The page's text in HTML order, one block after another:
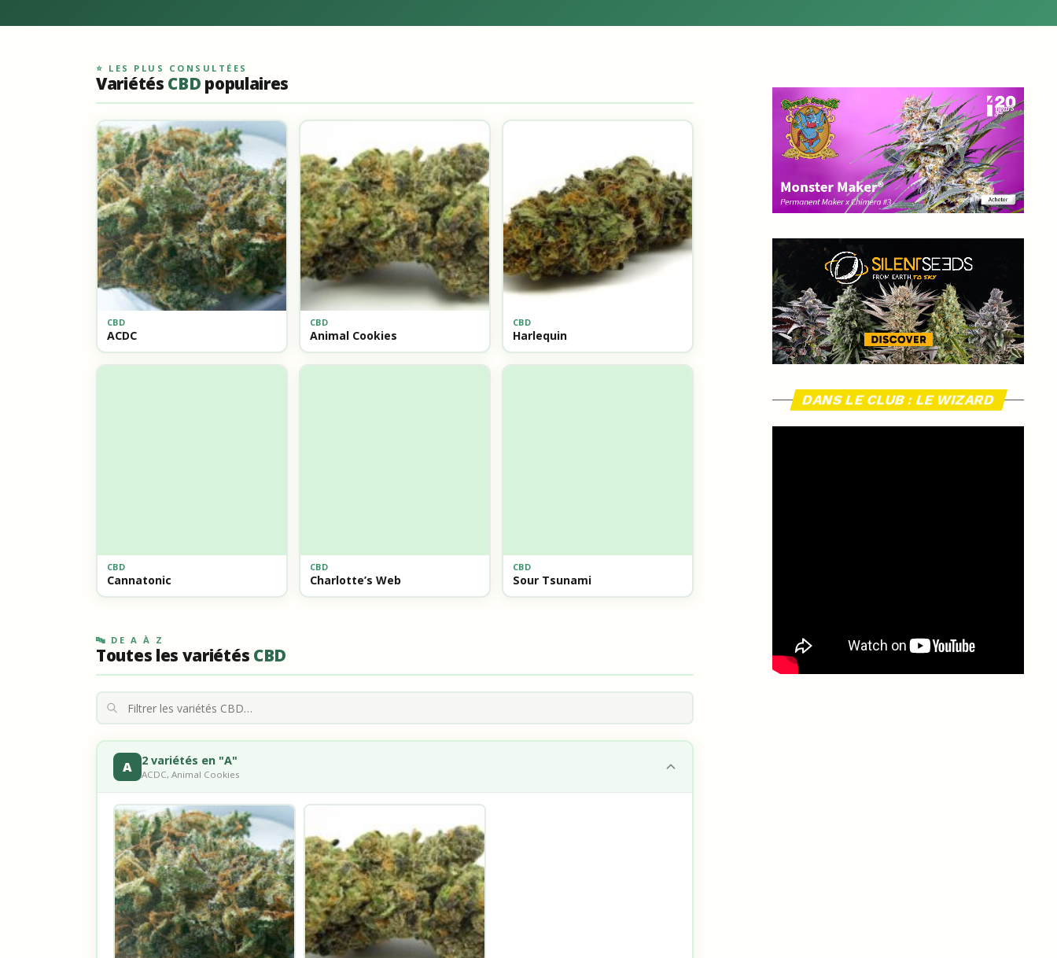
⭐ LES PLUS CONSULTÉES
Variétés CBD populaires
CBD
ACDC
CBD
Animal Cookies
CBD
Harlequin
CBD
Cannatonic
CBD
Charlotte’s Web
CBD
Sour Tsunami
🔤 DE A À Z
Toutes les variétés CBD
A 2 variétés en "A"
ACDC, Animal Cookies
DANS LE CLUB : LE WIZARD